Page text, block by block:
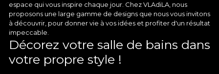
espace qui vous inspire chaque jour. Chez VLAdiLA, nous
proposons une large gamme de designs que nous vous invitons
à découvrir, pour donner vie à vos idées et profiter d'un résultat
impeccable.
Décorez votre salle de bains dans
votre propre style !